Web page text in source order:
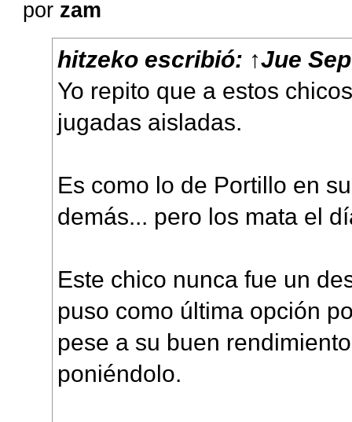
por zam
hitzeko escribió: ↑Jue
Yo repito que a estos
jugadas aisladas.
Es como lo de Portillo en
demás... pero los mata el
Este chico nunca fue un
puso como última opción
pese a su buen
poniéndolo.